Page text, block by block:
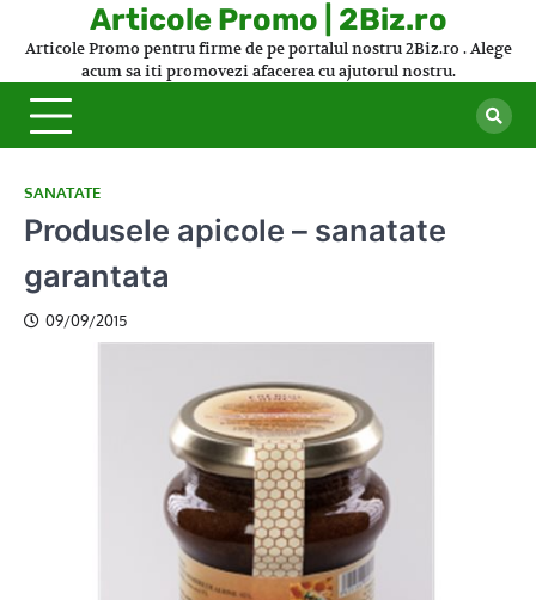
Articole Promo | 2Biz.ro
Articole Promo pentru firme de pe portalul nostru 2Biz.ro . Alege
acum sa iti promovezi afacerea cu ajutorul nostru.
SANATATE
Produsele apicole – sanatate
garantata
09/09/2015